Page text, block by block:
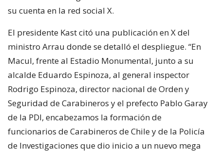
su cuenta en la red social X.
El presidente Kast citó una publicación en X del
ministro Arrau donde se detalló el despliegue. “En
Macul, frente al Estadio Monumental, junto a su
alcalde Eduardo Espinoza, al general inspector
Rodrigo Espinoza, director nacional de Orden y
Seguridad de Carabineros y el prefecto Pablo Garay
de la PDI, encabezamos la formación de
funcionarios de Carabineros de Chile y de la Policía
de Investigaciones que dio inicio a un nuevo mega